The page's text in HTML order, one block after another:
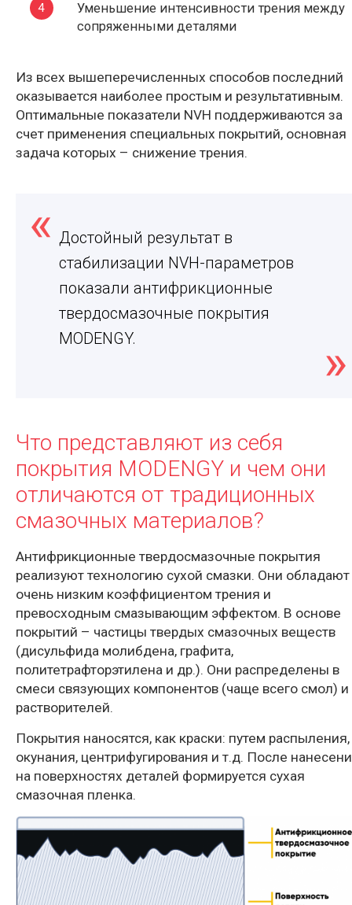
Уменьшение интенсивности трения между
сопряженными деталями
Из всех вышеперечисленных способов последний
оказывается наиболее простым и результативным.
Оптимальные показатели NVH поддерживаются за
счет применения специальных покрытий, основная
задача которых – снижение трения.
Достойный результат в
стабилизации NVH-параметров
показали антифрикционные
твердосмазочные покрытия
MODENGY.
Что представляют из себя
покрытия MODENGY и чем они
отличаются от традиционных
смазочных материалов?
Антифрикционные твердосмазочные покрытия
реализуют технологию сухой смазки. Они обладают
очень низким коэффициентом трения и
превосходным смазывающим эффектом. В основе
покрытий – частицы твердых смазочных веществ
(дисульфида молибдена, графита,
политетрафторэтилена и др.). Они распределены в
смеси связующих компонентов (чаще всего смол) и
растворителей.
Покрытия наносятся, как краски: путем распыления,
окунания, центрифугирования и т.д. После
на поверхностях деталей формируется сухая
смазочная пленка.